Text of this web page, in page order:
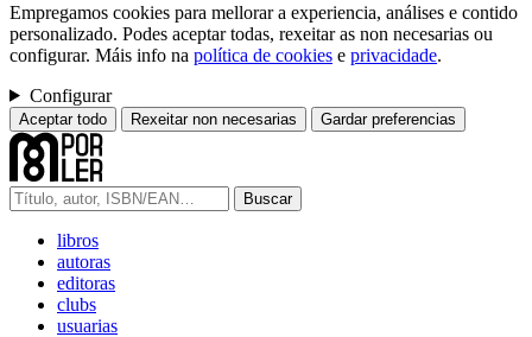
Empregamos cookies para mellorar a experiencia, análises e contido
personalizado. Podes aceptar todas, rexeitar as non necesarias ou
configurar. Máis info na política de cookies e privacidade.
Configurar
Aceptar todo Rexeitar non necesarias Gardar preferencias
Buscar
libros
autoras
editoras
clubs
usuarias